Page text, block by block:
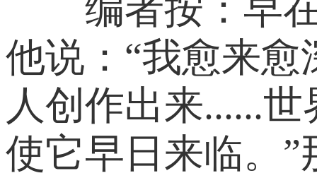
编者按：早在
他说：“我愈来
人创作出来......
使它早日来临。